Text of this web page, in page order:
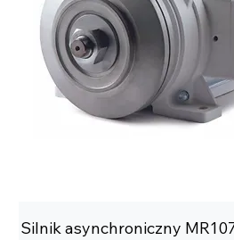
Silnik asynchroniczny